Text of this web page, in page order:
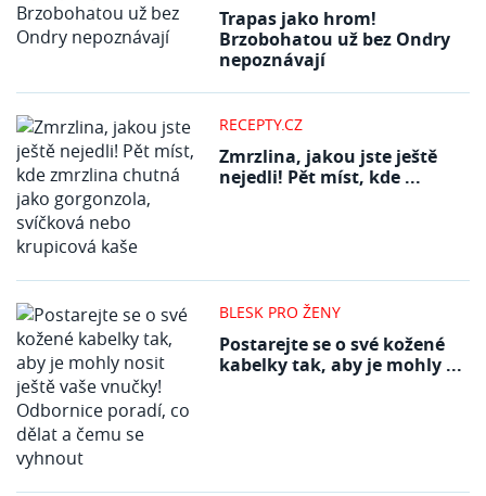
Trapas jako hrom!
Brzobohatou už bez Ondry
nepoznávají
RECEPTY.CZ
Zmrzlina, jakou jste ještě
nejedli! Pět míst, kde ...
BLESK PRO ŽENY
Postarejte se o své kožené
kabelky tak, aby je mohly ...